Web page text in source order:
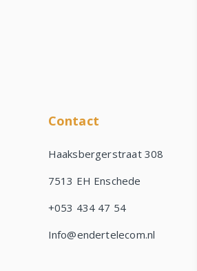
Contact
Haaksbergerstraat 308
7513 EH Enschede
+053 434 47 54
Info@endertelecom.nl